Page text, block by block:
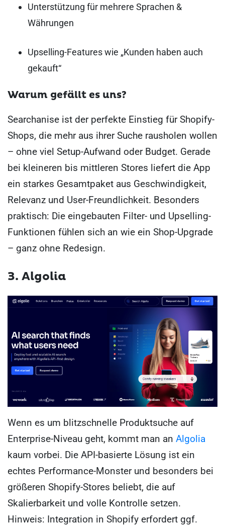
Unterstützung für mehrere Sprachen &
Währungen
Upselling-Features wie „Kunden haben auch
gekauft“
Warum gefällt es uns?
Searchanise ist der perfekte Einstieg für Shopify-
Shops, die mehr aus ihrer Suche rausholen wollen
– ohne viel Setup-Aufwand oder Budget. Gerade
bei kleineren bis mittleren Stores liefert die App
ein starkes Gesamtpaket aus Geschwindigkeit,
Relevanz und User-Freundlichkeit. Besonders
praktisch: Die eingebauten Filter- und Upselling-
Funktionen fühlen sich an wie ein Shop-Upgrade
– ganz ohne Redesign.
3. Algolia
Wenn es um blitzschnelle Produktsuche auf
Enterprise-Niveau geht, kommt man an Algolia
kaum vorbei. Die API-basierte Lösung ist ein
echtes Performance-Monster und besonders bei
größeren Shopify-Stores beliebt, die auf
Skalierbarkeit und volle Kontrolle setzen.
Hinweis: Integration in Shopify erfordert ggf.